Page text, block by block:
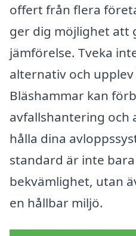
offert från flera
ger dig möjlighet att
jämförelse. Tveka
alternativ och
Bläshammar kan
avfallshantering och
hålla dina
standard är inte
bekvämlighet, utan
en hållbar miljö.